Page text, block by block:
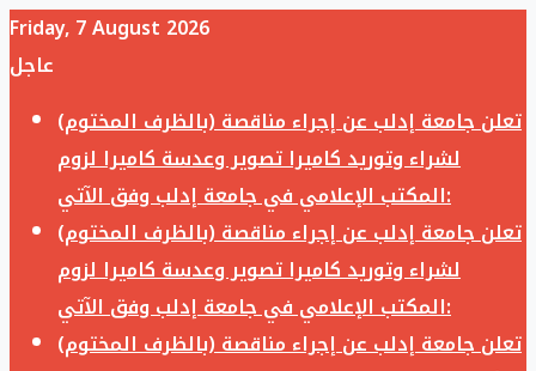
Friday, 7 August 2026
عاجل
تعلن جامعة إدلب عن إجراء مناقصة (بالظرف المختوم)
لشراء وتوريد كاميرا تصوير وعدسة كاميرا لزوم
المكتب الإعلامي في جامعة إدلب وفق الآتي:
تعلن جامعة إدلب عن إجراء مناقصة (بالظرف المختوم)
لشراء وتوريد كاميرا تصوير وعدسة كاميرا لزوم
المكتب الإعلامي في جامعة إدلب وفق الآتي:
تعلن جامعة إدلب عن إجراء مناقصة (بالظرف المختوم)